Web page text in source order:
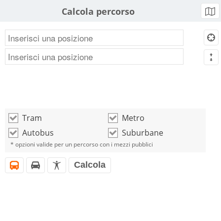
Calcola percorso b
d
m
o Tram o Metro
o Autobus o Suburbane
* opzioni valide per un percorso con i mezzi pubblici
i h l Calcola